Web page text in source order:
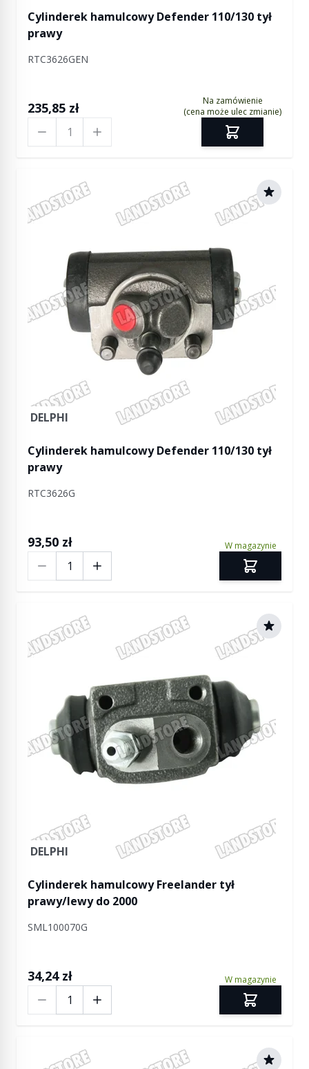
Cylinderek hamulcowy Defender 110/130 tył
prawy
RTC3626GEN
235,85 zł
Na zamówienie
(cena może ulec zmianie)
DELPHI
Cylinderek hamulcowy Defender 110/130 tył
prawy
RTC3626G
93,50 zł W magazynie
DELPHI
Cylinderek hamulcowy Freelander tył
prawy/lewy do 2000
SML100070G
34,24 zł W magazynie